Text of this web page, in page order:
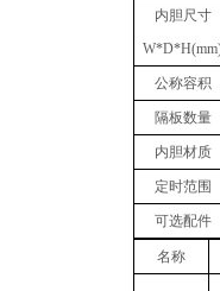
内胆尺寸
W*D*
公称容积
隔板数量
内胆材质
定时范围
可选配件
名称